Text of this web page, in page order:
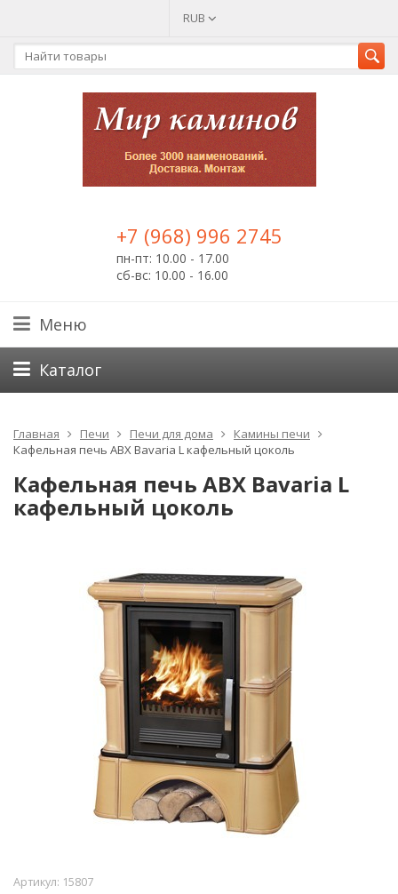
RUB
+7 (968) 996 2745
пн-пт: 10.00 - 17.00
сб-вс: 10.00 - 16.00
Меню
Каталог
Главная Печи Печи для дома
Камины печи
Кафельная печь ABX Bavaria L кафельный цоколь
Кафельная печь ABX Bavaria L
кафельный цоколь
Артикул: 15807